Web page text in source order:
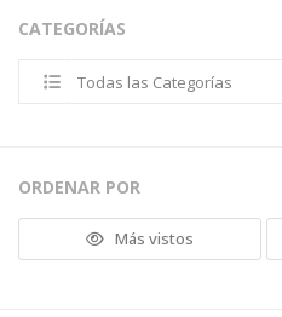
CATEGORÍAS
Todas las Categorías
ORDENAR POR
Más vistos